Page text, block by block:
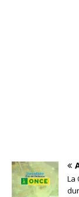
La